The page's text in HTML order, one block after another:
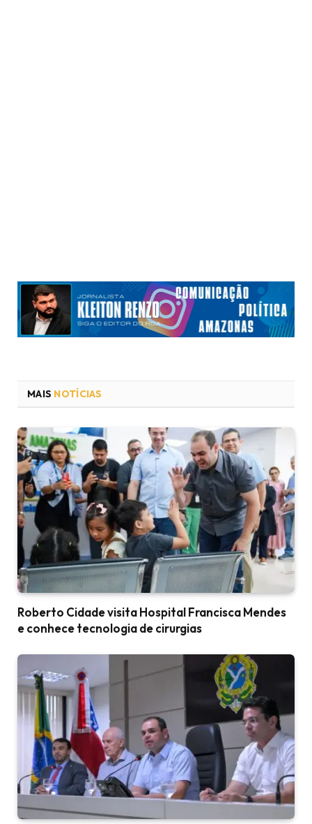
MAIS NOTÍCIAS
Roberto Cidade visita Hospital Francisca Mendes
e conhece tecnologia de cirurgias